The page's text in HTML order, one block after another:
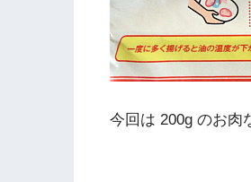
今回は 200g のお肉